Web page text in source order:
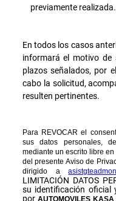
previamente realizada.
En todos los casos
informará el motivo de
plazos señalados, por
cabo la solicitud,
resulten pertinentes.
Para REVOCAR el
sus datos personales,
mediante un escrito libre
del presente Aviso de
dirigido a
LIMITACIÓN DATOS
su identificación
por AUTOMOVILES KASA